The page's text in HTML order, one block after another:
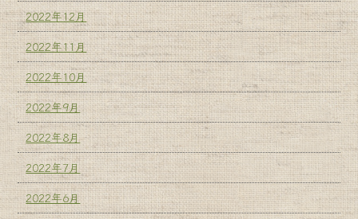
2022年12月
2022年11月
2022年10月
2022年9月
2022年8月
2022年7月
2022年6月